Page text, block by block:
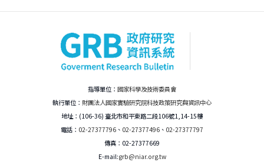
指導單位： 國家科學及技術委員會
執行單位： 財團法人國家實驗研究院科技政策研究與資訊中心
地址：(106-36) 臺北市和平東路二段106號1,14-15樓
電話： 02-27377796 、 02-27377496 、 02-27377797
傳真：02-27377669
E-mail:grb@niar.org.tw